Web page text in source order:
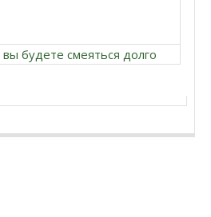
будете смеяться долго